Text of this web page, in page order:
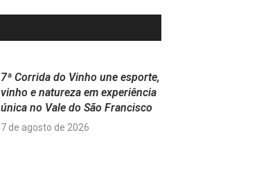
7ª Corrida do Vinho une esporte,
vinho e natureza em experiência
única no Vale do São Francisco
7 de agosto de 2026